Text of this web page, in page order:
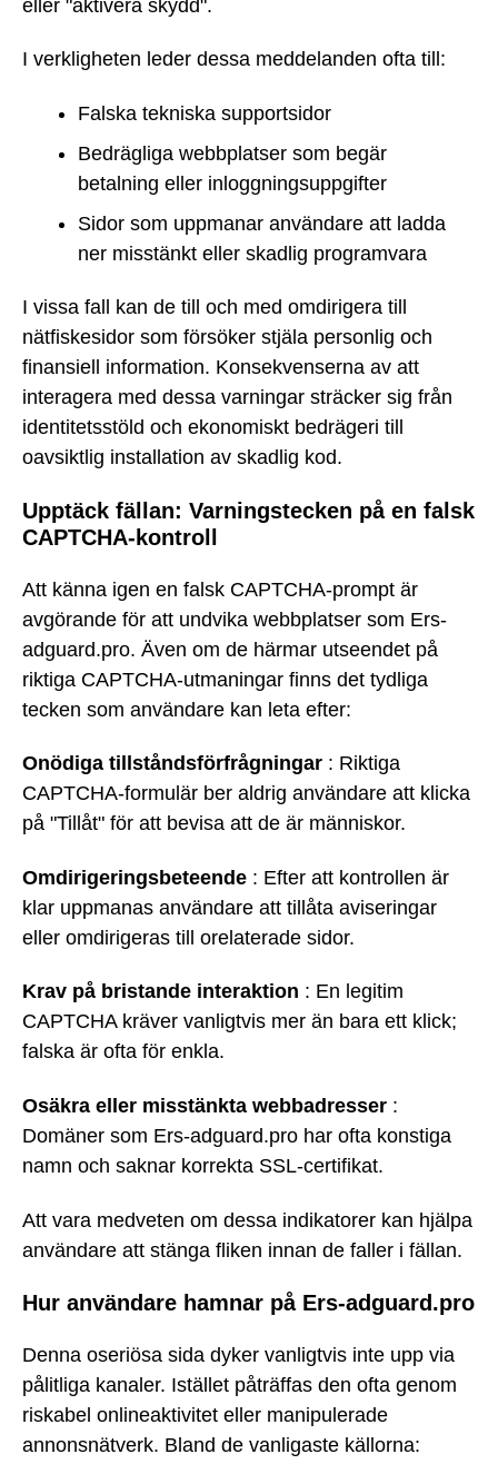
eller "aktivera skydd".
I verkligheten leder dessa meddelanden ofta till:
Falska tekniska supportsidor
Bedrägliga webbplatser som begär
betalning eller inloggningsuppgifter
Sidor som uppmanar användare att ladda
ner misstänkt eller skadlig programvara
I vissa fall kan de till och med omdirigera till
nätfiskesidor som försöker stjäla personlig och
finansiell information. Konsekvenserna av att
interagera med dessa varningar sträcker sig från
identitetsstöld och ekonomiskt bedrägeri till
oavsiktlig installation av skadlig kod.
Upptäck fällan: Varningstecken på en falsk
CAPTCHA-kontroll
Att känna igen en falsk CAPTCHA-prompt är
avgörande för att undvika webbplatser som Ers-
adguard.pro. Även om de härmar utseendet på
riktiga CAPTCHA-utmaningar finns det tydliga
tecken som användare kan leta efter:
Onödiga tillståndsförfrågningar : Riktiga
CAPTCHA-formulär ber aldrig användare att klicka
på "Tillåt" för att bevisa att de är människor.
Omdirigeringsbeteende : Efter att kontrollen är
klar uppmanas användare att tillåta aviseringar
eller omdirigeras till orelaterade sidor.
Krav på bristande interaktion : En legitim
CAPTCHA kräver vanligtvis mer än bara ett klick;
falska är ofta för enkla.
Osäkra eller misstänkta webbadresser :
Domäner som Ers-adguard.pro har ofta konstiga
namn och saknar korrekta SSL-certifikat.
Att vara medveten om dessa indikatorer kan hjälpa
användare att stänga fliken innan de faller i fällan.
Hur användare hamnar på Ers-adguard.pro
Denna oseriösa sida dyker vanligtvis inte upp via
pålitliga kanaler. Istället påträffas den ofta genom
riskabel onlineaktivitet eller manipulerade
annonsnätverk. Bland de vanligaste källorna: